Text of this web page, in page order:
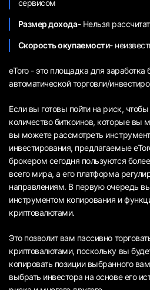
сервисом
Размер дохода- Нельзя
Скорость окупаемости-
eToro - это площадка для
автоматической торговли/
Если вы готовы пойти на риск,
количество биткоинов, которые вы
вы можете рассмотреть
инвестирования, предлагаемые
брокером сегодня пользуются
всего мира, а его платформа
направлениям. В первую очередь
инструментом копирования и
криптовалютами.
Это позволит вам пассивно
криптовалютами, поскольку вы
копировать позиции выбранного
выбрать инвестора на основе его